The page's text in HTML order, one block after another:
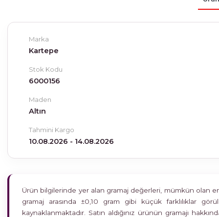
Marka
Kartepe
Stok Kodu
6000156
Maden
Altın
Tahmini Kargo
10.08.2026 - 14.08.2026
Ürün bilgilerinde yer alan gramaj değerleri, mümkün olan
gramaj arasında ±0,10 gram gibi küçük farklılıklar
kaynaklanmaktadır. Satın aldığınız ürünün gramajı